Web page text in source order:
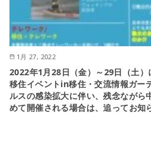
1月 27, 2022
2022年1月28日（金）～29日（土
移住イベントin移住・交流情報ガー
ルスの感染拡大に伴い、残念ながら
めて開催される場合は、追ってお知